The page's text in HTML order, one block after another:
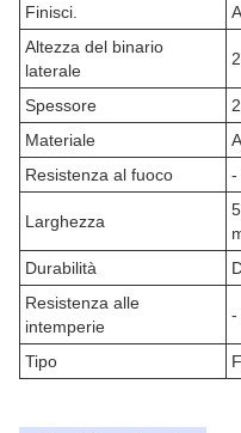
Finisci.
Altezza del binario
laterale
Spessore
Materiale
Resistenza al fuoco
-
Larghezza
Durabilità
Resistenza alle
intemperie
-
Tipo